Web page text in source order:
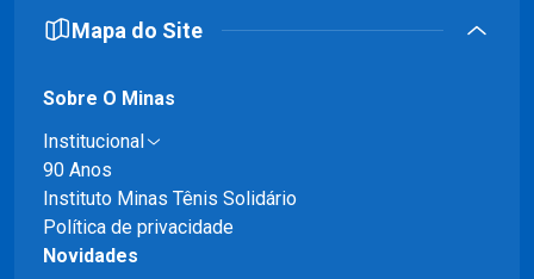
Mapa do Site
Sobre O Minas
Institucional
90 Anos
Instituto Minas Tênis Solidário
Política de privacidade
Novidades